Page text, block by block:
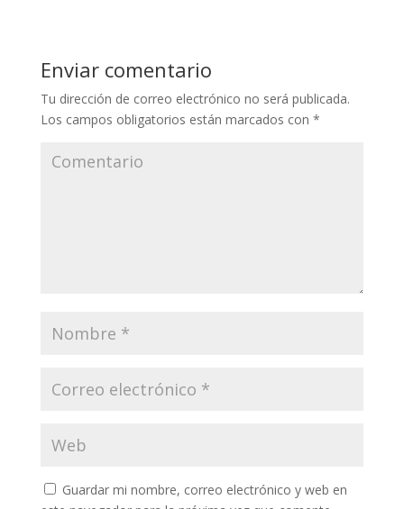
Enviar comentario
Tu dirección de correo electrónico no será publicada.
Los campos obligatorios están marcados con *
Guardar mi nombre, correo electrónico y web en